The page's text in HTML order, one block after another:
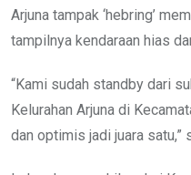
Arjuna tampak ‘hebring’
tampilnya kendaraan hias
“Kami sudah standby dari
Kelurahan Arjuna di
dan optimis jadi juara satu,”